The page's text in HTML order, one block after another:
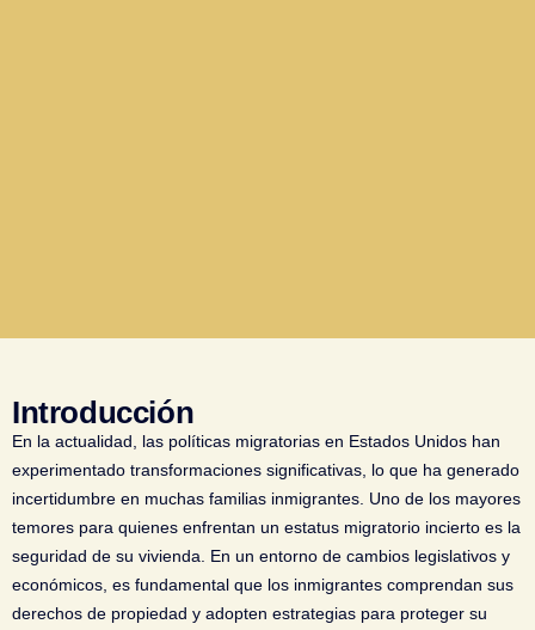
Introducción
En la actualidad, las políticas migratorias en Estados Unidos han
experimentado transformaciones significativas, lo que ha generado
incertidumbre en muchas familias inmigrantes. Uno de los mayores
temores para quienes enfrentan un estatus migratorio incierto es la
seguridad de su vivienda. En un entorno de cambios legislativos y
económicos, es fundamental que los inmigrantes comprendan sus
derechos de propiedad y adopten estrategias para proteger su